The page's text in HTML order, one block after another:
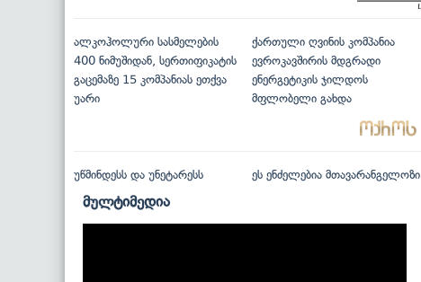
ალკოჰოლური სასმელების
400 ნიმუშიდან, სერთიფიკატის
გაცემაზე 15 კომპანიას ეთქვა
უარი
ქართული ღვინის კომპანია
ევროკავშირის მდგრადი
ენერგეტიკის ჯილდოს
მფლობელი გახდა
უწმინდესს და უნეტარესს ეს ენძელებია მთავარანგელოზი
მულტიმედია